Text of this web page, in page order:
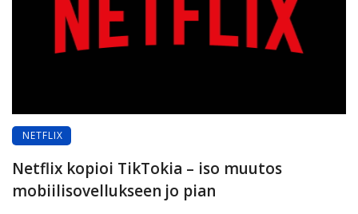
NETFLIX
Netflix kopioi TikTokia – iso muutos
mobiilisovellukseen jo pian